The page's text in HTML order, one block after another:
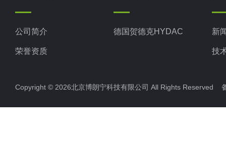
公司简介
荣誉资质
德国贺德克HYDAC 新
技
Copyright © 2026北京博朗宁科技有限公司 All Rights Reserved